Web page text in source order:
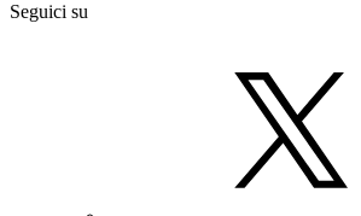
Seguici su